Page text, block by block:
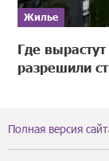
Жилье
Где
разрешили
Полная версия